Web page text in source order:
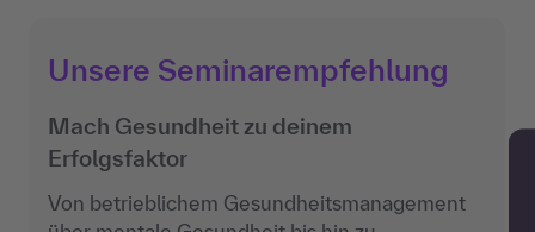
Unsere Seminarempfehlung
Mach Gesundheit zu deinem
Erfolgsfaktor
Von betrieblichem Gesundheitsmanagement